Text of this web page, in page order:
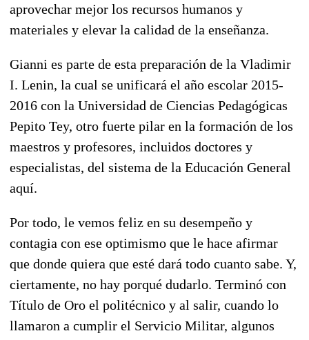
aprovechar mejor los recursos humanos y
materiales y elevar la calidad de la enseñanza.
Gianni es parte de esta preparación de la Vladimir
I. Lenin, la cual se unificará el año escolar 2015-
2016 con la Universidad de Ciencias Pedagógicas
Pepito Tey, otro fuerte pilar en la formación de los
maestros y profesores, incluidos doctores y
especialistas, del sistema de la Educación General
aquí.
Por todo, le vemos feliz en su desempeño y
contagia con ese optimismo que le hace afirmar
que donde quiera que esté dará todo cuanto sabe. Y,
ciertamente, no hay porqué dudarlo. Terminó con
Título de Oro el politécnico y al salir, cuando lo
llamaron a cumplir el Servicio Militar, algunos